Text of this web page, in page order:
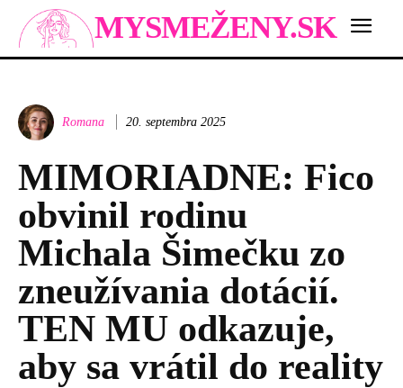
MYSMEŽENY.SK
Romana 20. septembra 2025
MIMORIADNE: Fico
obvinil rodinu
Michala Šimečku zo
zneužívania dotácií.
TEN MU odkazuje,
aby sa vrátil do reality